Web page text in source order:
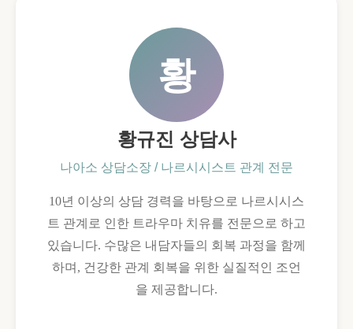
황
황규진 상담사
나아소 상담소장 / 나르시시스트 관계 전문
10년 이상의 상담 경력을 바탕으로 나르시시스
트 관계로 인한 트라우마 치유를 전문으로 하고
있습니다. 수많은 내담자들의 회복 과정을 함께
하며, 건강한 관계 회복을 위한 실질적인 조언
을 제공합니다.